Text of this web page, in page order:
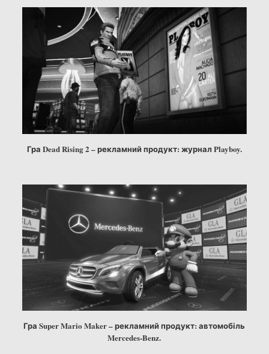
Гра Dead Rising 2 – рекламний продукт: журнал Playboy.
Гра Super Mario Maker – рекламний продукт: автомобіль
Mercedes-Benz.